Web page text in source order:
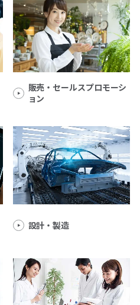
販売・セールスプロモーシ
ョン
設計・製造